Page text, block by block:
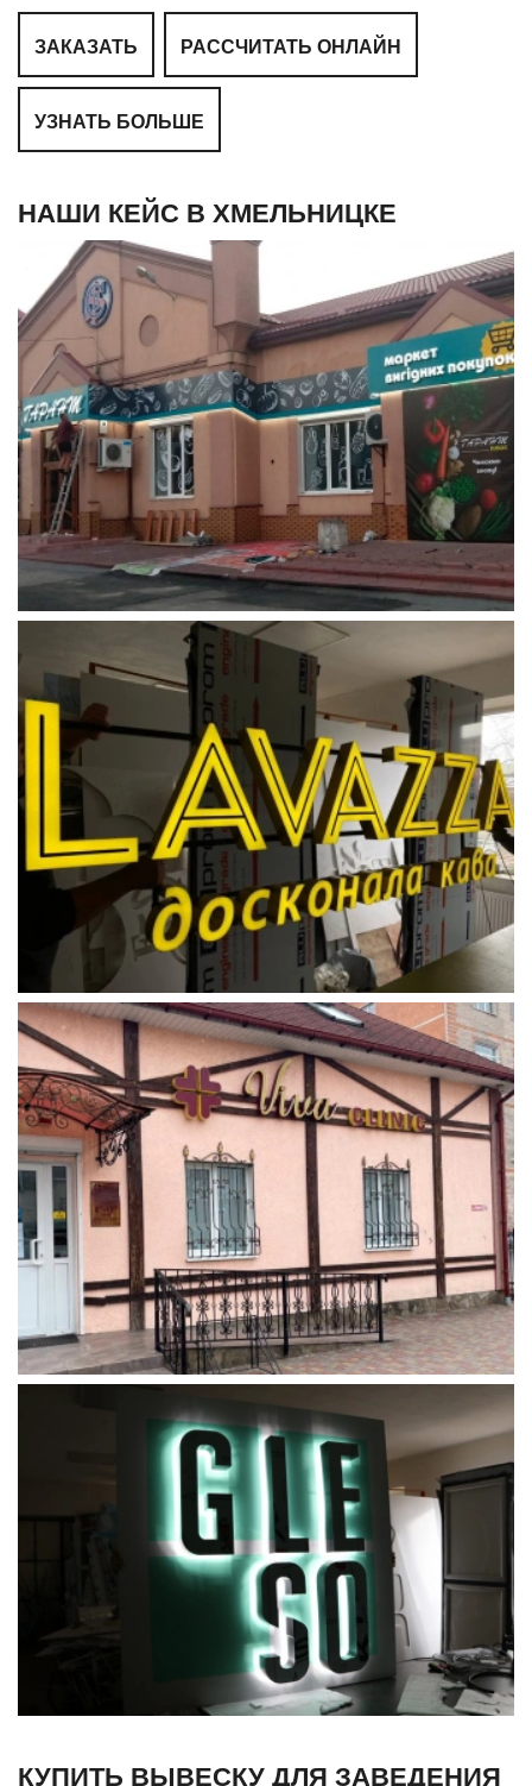
ЗАКАЗАТЬ РАССЧИТАТЬ ОНЛАЙН
УЗНАТЬ БОЛЬШЕ
НАШИ КЕЙС В ХМЕЛЬНИЦКЕ
КУПИТЬ ВЫВЕСКУ ДЛЯ ЗАВЕДЕНИЯ